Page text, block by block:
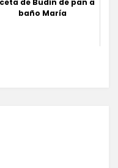
baño María